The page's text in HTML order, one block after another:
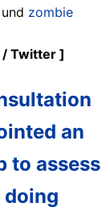
zombie
/ Twitter ]
an
to assess
doing